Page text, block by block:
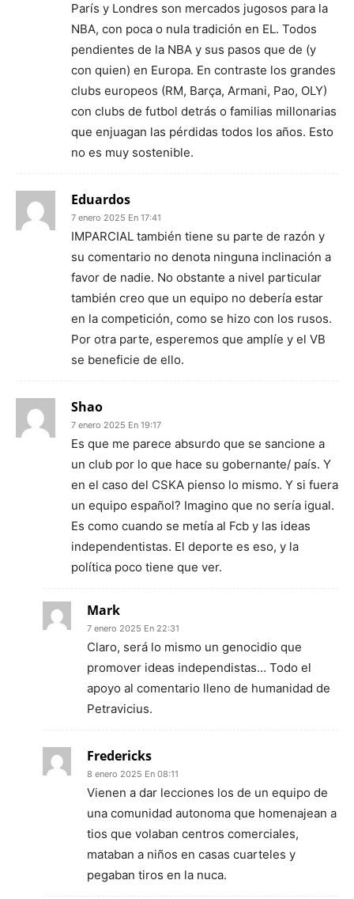
París y Londres son mercados jugosos para la
NBA, con poca o nula tradición en EL. Todos
pendientes de la NBA y sus pasos que de (y
con quien) en Europa. En contraste los grandes
clubs europeos (RM, Barça, Armani, Pao, OLY)
con clubs de futbol detrás o familias millonarias
que enjuagan las pérdidas todos los años. Esto
no es muy sostenible.
Eduardos
7 enero 2025 En 17:41
IMPARCIAL también tiene su parte de razón y
su comentario no denota ninguna inclinación a
favor de nadie. No obstante a nivel particular
también creo que un equipo no debería estar
en la competición, como se hizo con los rusos.
Por otra parte, esperemos que amplíe y el VB
se beneficie de ello.
Shao
7 enero 2025 En 19:17
Es que me parece absurdo que se sancione a
un club por lo que hace su gobernante/ país. Y
en el caso del CSKA pienso lo mismo. Y si fuera
un equipo español? Imagino que no sería igual.
Es como cuando se metía al Fcb y las ideas
independentistas. El deporte es eso, y la
política poco tiene que ver.
Mark
7 enero 2025 En 22:31
Claro, será lo mismo un genocidio que
promover ideas independistas… Todo el
apoyo al comentario lleno de humanidad de
Petravicius.
Fredericks
8 enero 2025 En 08:11
Vienen a dar lecciones los de un equipo de
una comunidad autonoma que homenajean a
tios que volaban centros comerciales,
mataban a niños en casas cuarteles y
pegaban tiros en la nuca.